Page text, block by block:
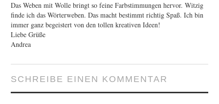
Das Weben mit Wolle bringt so feine Farbstimmungen hervor. Witzig
finde ich das Wörterweben. Das macht bestimmt richtig Spaß. Ich bin
immer ganz begeistert von den tollen kreativen Ideen!
Liebe Grüße
Andrea
SCHREIBE EINEN KOMMENTAR